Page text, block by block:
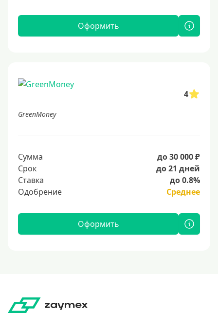
Оформить
4
GreenMoney
Сумма
до 30 000 ₽
Срок
до 21 дней
Ставка
до 0.8%
Одобрение
Среднее
Оформить